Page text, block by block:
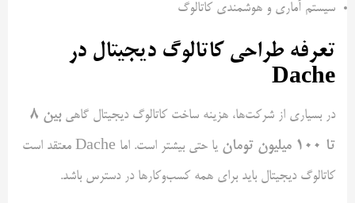
سیستم آماری و هوشمندی کاتالوگ
تعرفه طراحی کاتالوگ دیجیتال در
Dache
در بسیاری از شرکت‌ها، هزینه ساخت کاتالوگ دیجیتال گاهی
بین 8
تا 100 میلیون تومان
یا حتی بیشتر است. اما Dache معتقد است
کاتالوگ دیجیتال باید برای همه کسب‌وکارها در دسترس باشد.